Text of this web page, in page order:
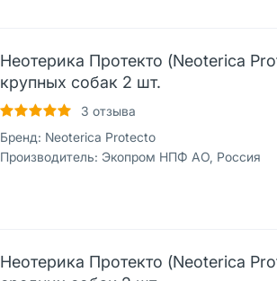
Неотерика Протекто (Neoterica
крупных собак 2 шт.
3 отзыва
Бренд: Neoterica Protecto
Производитель: Экопром НПФ АО, Россия
Неотерика Протекто (Neoterica